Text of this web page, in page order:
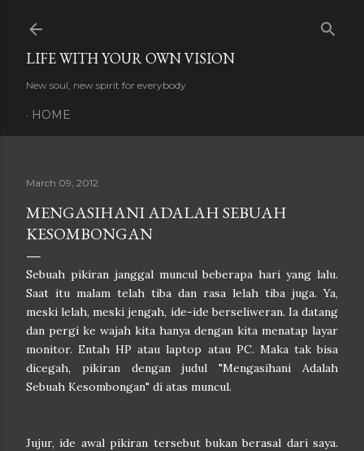
LIFE WITH YOUR OWN VISION
New soul, new spirit for everybody
HOME
March 09, 2012
MENGASIHANI ADALAH SEBUAH
KESOMBONGAN
Sebuah pikiran janggal muncul beberapa hari yang lalu.
Saat itu malam telah tiba dan rasa lelah tiba juga. Ya,
meski lelah, meski jengah, ide-ide berseliweran. Ia datang
dan pergi ke wajah kita hanya dengan kita menatap layar
monitor. Entah HP atau laptop atau PC. Maka tak bisa
dicegah, pikiran dengan judul "Mengasihani Adalah
Sebuah Kesombongan" di atas muncul.
Jujur, ide awal pikiran tersebut bukan berasal dari saya.